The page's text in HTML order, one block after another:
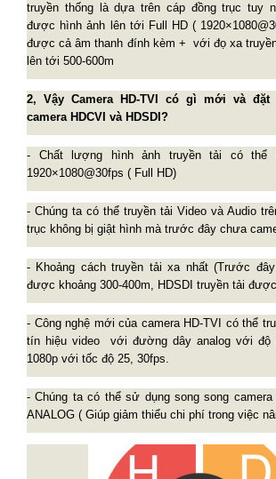
truyền thống là dựa trên cáp đồng trục tuy
được hình ảnh lên tới Full HD (
được cả âm thanh đính kèm + với đọ xa
lên tới 500-600m
2, Vậy Camera HD-TVI có gì mới và
camera HDCVI và HDSDI?
- Chất lượng hình ảnh truyền tải có thể
1920×1080@30fps ( Full HD)
- Chúng ta có thể truyền tải Video và Audio
trục không bị giật hình mà trước đây chưa
- Khoảng cách truyền tải xa nhất (Trước
được khoảng 300-400m, HDSDI truyền tải
- Công nghệ mới của camera HD-TVI có thể
tín hiệu video với đường dây analog với độ
1080p với tốc độ 25, 30fps.
- Chúng ta có thể sử dụng song song camera
ANALOG ( Giúp giảm thiểu chi phí trong việc